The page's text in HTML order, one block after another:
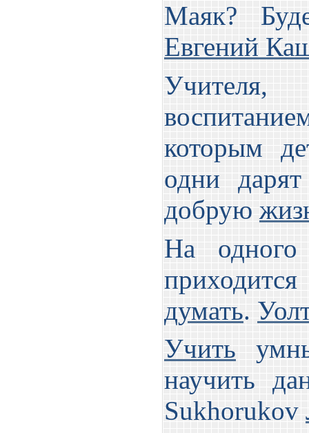
Маяк?
Евгений
которым
одни
добрую
На
думать.
Учить
научить
Sukhorukov